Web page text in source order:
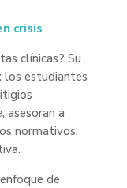
crisis
clínicas? Su
los estudiantes
, asesoran a
normativos.
de